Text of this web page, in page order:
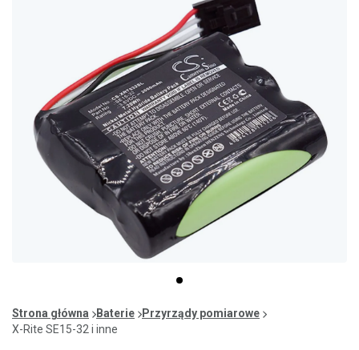
item
0
of
1
Strona główna Baterie
Przyrządy pomiarowe
X-Rite SE15-32 i inne